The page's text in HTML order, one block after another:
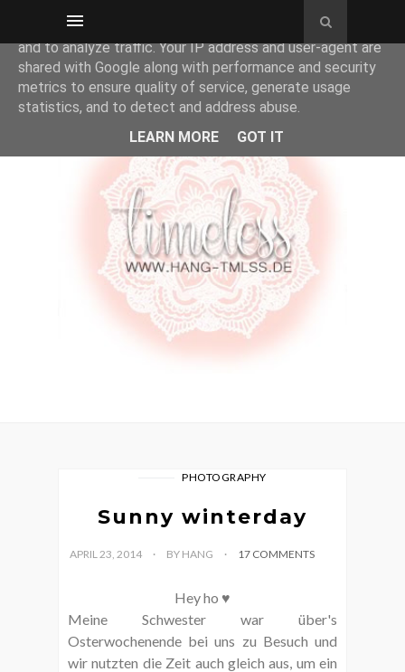
PHOTOGRAPHY
Sunny winterday
APRIL 23, 2014 BY HANG 17 COMMENTS
Hey ho ♥
Meine Schwester war über's
Osterwochenende bei uns zu Besuch und
wir nutzten die Zeit auch gleich aus, um ein
This site uses cookies from Google to deliver its services
and to analyze traffic. Your IP address and user-agent are
shared with Google along with performance and security
metrics to ensure quality of service, generate usage
statistics, and to detect and address abuse.
LEARN MORE
GOT IT